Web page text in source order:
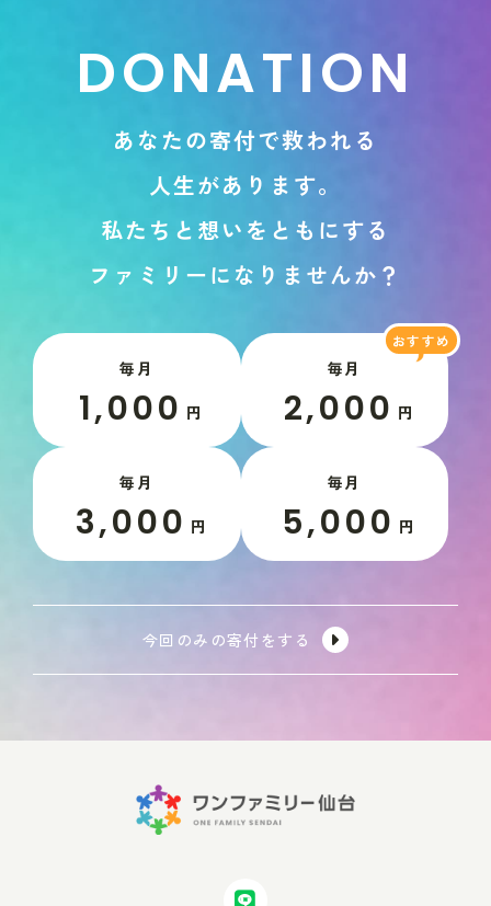
DONATION
あ な たの寄付で救われ る
人生があ り ま す。
私た ち と 想い を と も にする
フ ァ ミ リ ーに な り ま せんか ？
毎月
1,000 円
毎月
2,000 円
毎月
3,000 円
毎月
5,000 円
今回のみの寄付をする